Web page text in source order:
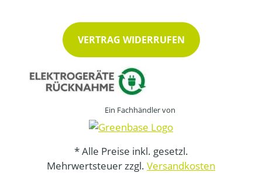
VERTRAG WIDERRUFEN
Ein Fachhändler von
* Alle Preise inkl. gesetzl.
Mehrwertsteuer zzgl. Versandkosten